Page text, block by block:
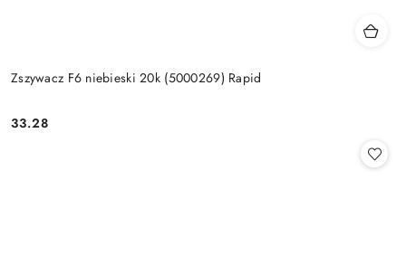
Zszywacz F6 niebieski 20k (5000269) Rapid
Cena:
33.28